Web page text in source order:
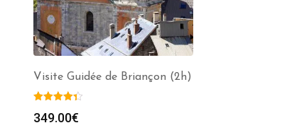
Visite Guidée de Briançon (2h)
349.00€